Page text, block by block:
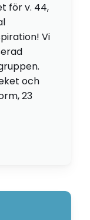
för v. 44,
Vi
och
23